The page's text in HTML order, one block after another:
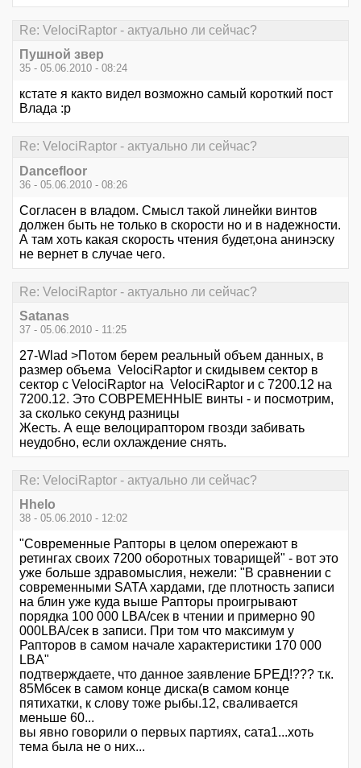
Re: VelociRaptor - актуально ли сейчас?
Пушной звер
35 - 05.06.2010 - 08:24
кстате я както видел возможно самый короткий пост
Влада :р
Re: VelociRaptor - актуально ли сейчас?
Dancefloor
36 - 05.06.2010 - 08:26
Согласен в владом. Смысл такой линейки винтов
должен быть не только в скорости но и в надежности.
А там хоть какая скорость чтения будет,она анинэску
не вернет в случае чего.
Re: VelociRaptor - актуально ли сейчас?
Satanas
37 - 05.06.2010 - 11:25
27-Wlad >Потом берем реальный объем данных, в
размер объема VelociRaptor и скидывем сектор в
сектор с VelociRaptor на VelociRaptor и c 7200.12 на
7200.12. Это СОВРЕМЕННЫЕ винты - и посмотрим,
за сколько секунд разницы
Жесть. А еще велоцираптором гвозди забивать
неудобно, если охлаждение снять.
Re: VelociRaptor - актуально ли сейчас?
Hhelo
38 - 05.06.2010 - 12:02
"Современные Рапторы в целом опережают в
ретингах своих 7200 оборотных товарищей" - вот это
уже больше здравомыслия, нежели: "В сравнении с
современными SATA хардами, где плотность записи
на блин уже куда выше Рапторы проигрывают
порядка 100 000 LBA/сек в чтении и примерно 90
000LBA/сек в записи. При том что максимум у
Рапторов в самом начале характеристики 170 000
LBA"
подтверждаете, что данное заявление БРЕД!??? т.к.
85Мбсек в самом конце диска(в самом конце
пятихатки, к слову тоже рыбы.12, сваливается
меньше 60...
вы явно говорили о первых партиях, сата1...хоть
тема была не о них...